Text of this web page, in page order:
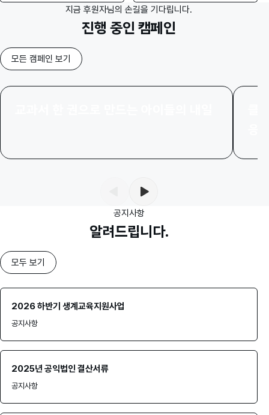
지금 후원자님의 손길을 기다립니다.
진행 중인 캠페인
모든 캠페인 보기
공지사항
알려드립니다.
모두 보기
2026 하반기 생계교육지원사업
공지사항
2025년 공익법인 결산서류
공지사항